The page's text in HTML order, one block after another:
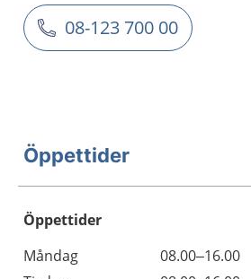
08-123 700 00
Öppettider
Öppettider
Dag
Öppettider
Kommentarer
Måndag
08.00–16.00